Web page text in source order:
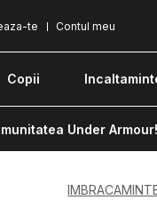
Contul meu
te
Copii
Under Armour!